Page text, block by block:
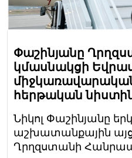
Փաշինյանը
կմասնակցի
հերթական
Նիկոլ Փաշինյանը
աշխատանքային
Ղրղզստանի